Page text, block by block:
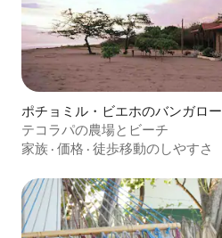
ポチョミル・ビエホのバンガロー
テコラパの農場とビーチ
家族 · 価格 · 徒歩移動のしやすさ